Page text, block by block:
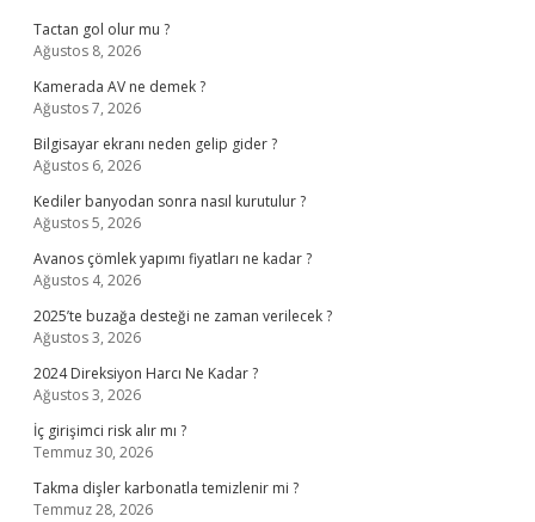
Tactan gol olur mu ?
Ağustos 8, 2026
Kamerada AV ne demek ?
Ağustos 7, 2026
Bilgisayar ekranı neden gelip gider ?
Ağustos 6, 2026
Kediler banyodan sonra nasıl kurutulur ?
Ağustos 5, 2026
Avanos çömlek yapımı fiyatları ne kadar ?
Ağustos 4, 2026
2025’te buzağa desteği ne zaman verilecek ?
Ağustos 3, 2026
2024 Direksiyon Harcı Ne Kadar ?
Ağustos 3, 2026
İç girişimci risk alır mı ?
Temmuz 30, 2026
Takma dişler karbonatla temizlenir mi ?
Temmuz 28, 2026